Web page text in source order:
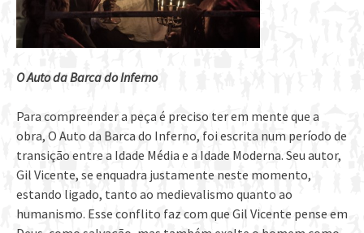
O Auto da Barca do Inferno
Para compreender a peça é preciso ter em mente que a
obra, O Auto da Barca do Inferno, foi escrita num período de
transição entre a Idade Média e a Idade Moderna. Seu autor,
Gil Vicente, se enquadra justamente neste momento,
estando ligado, tanto ao medievalismo quanto ao
humanismo. Esse conflito faz com que Gil Vicente pense em